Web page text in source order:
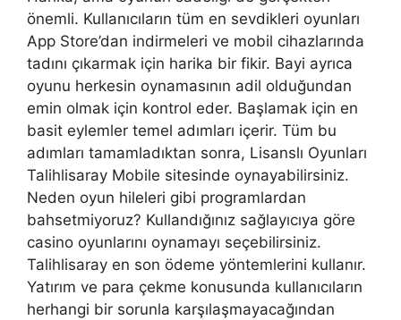
önemli. Kullanıcıların tüm en sevdikleri oyunları
App Store’dan indirmeleri ve mobil cihazlarında
tadını çıkarmak için harika bir fikir. Bayi ayrıca
oyunu herkesin oynamasının adil olduğundan
emin olmak için kontrol eder. Başlamak için en
basit eylemler temel adımları içerir. Tüm bu
adımları tamamladıktan sonra, Lisanslı Oyunları
Talihlisaray Mobile sitesinde oynayabilirsiniz.
Neden oyun hileleri gibi programlardan
bahsetmiyoruz? Kullandığınız sağlayıcıya göre
casino oyunlarını oynamayı seçebilirsiniz.
Talihlisaray en son ödeme yöntemlerini kullanır.
Yatırım ve para çekme konusunda kullanıcıların
herhangi bir sorunla karşılaşmayacağından